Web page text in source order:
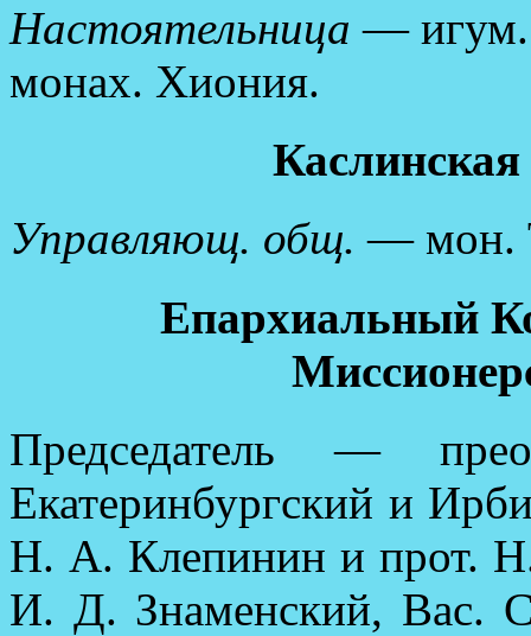
Настоятельница — игум.
монах. Хиония.
Управляющ. общ. — мон.
Епархиальный
Председатель —
Екатеринбургский и
Н. А. Клепинин и прот.
И. Д. Знаменский, Вас.